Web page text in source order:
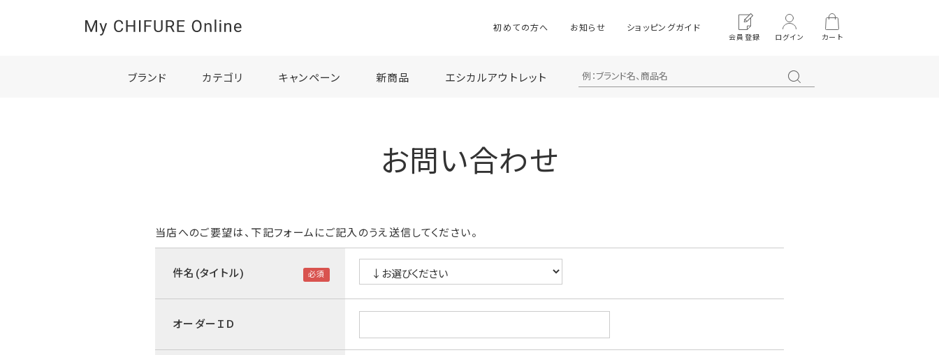
初めての方へ お知らせ ショッピングガイド
会員登録 ログイン カート
ブランド カテゴリ キャンペーン 新商品 エシカルアウトレット
お問い合わせ
当店へのご要望は、下記フォームにご記入のうえ送信してください。
件名(タイトル)
オーダーＩＤ